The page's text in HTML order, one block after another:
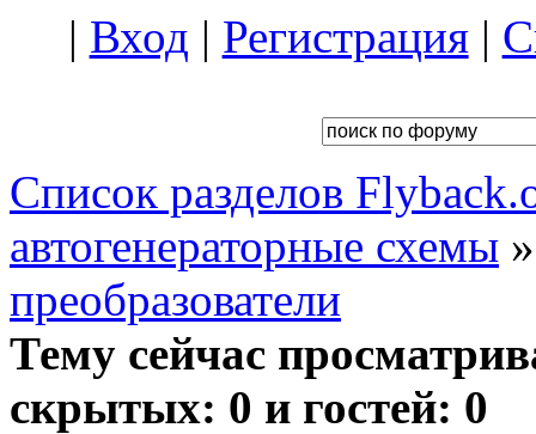
| Вход | Регистрация|
Список разделов
автогенераторные схемы
преобразователи
Тему сейчас
скрытых: 0 и гостей: 0